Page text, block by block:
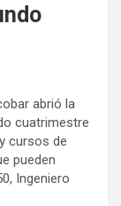
abrió la
cuatrimestre
cursos de
pueden
Ingeniero